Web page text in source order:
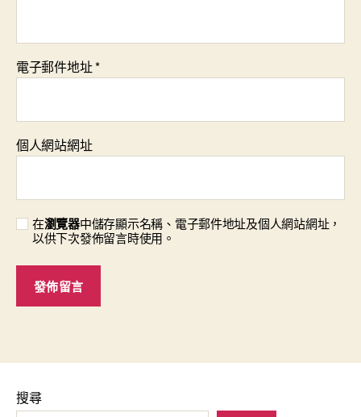
電子郵件地址*
個人網站網址
在瀏覽器中儲存顯示名稱、電子郵件地址及個人網站網址，
以供下次發佈留言時使用。
搜尋